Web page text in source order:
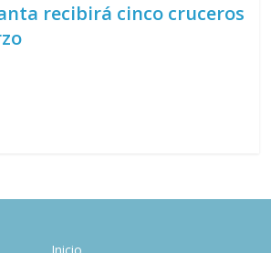
recibirá cinco cruceros